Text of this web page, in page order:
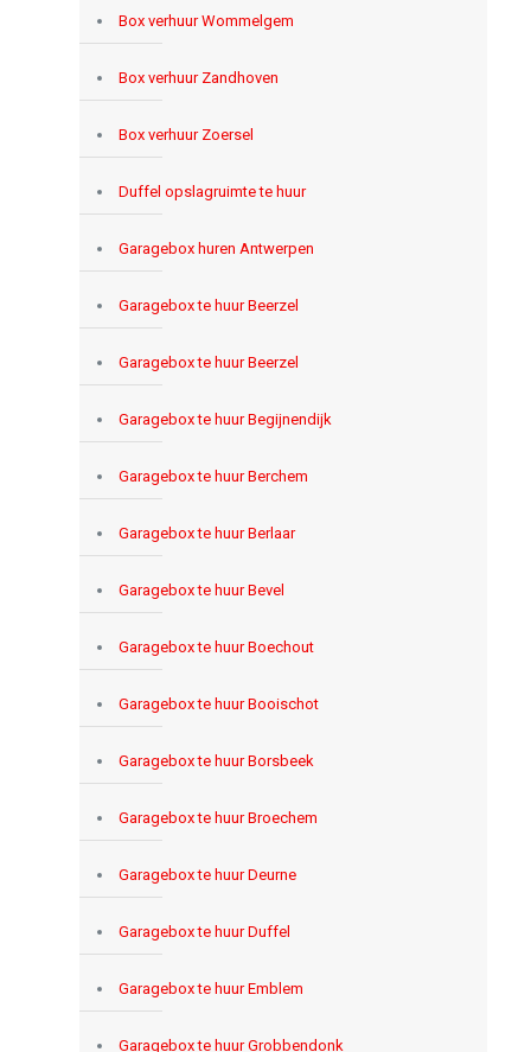
Box verhuur Wommelgem
Box verhuur Zandhoven
Box verhuur Zoersel
Duffel opslagruimte te huur
Garagebox huren Antwerpen
Garagebox te huur Beerzel
Garagebox te huur Beerzel
Garagebox te huur Begijnendijk
Garagebox te huur Berchem
Garagebox te huur Berlaar
Garagebox te huur Bevel
Garagebox te huur Boechout
Garagebox te huur Booischot
Garagebox te huur Borsbeek
Garagebox te huur Broechem
Garagebox te huur Deurne
Garagebox te huur Duffel
Garagebox te huur Emblem
Garagebox te huur Grobbendonk